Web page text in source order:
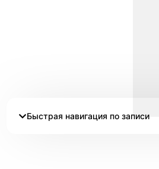
Быстрая навигация по записи